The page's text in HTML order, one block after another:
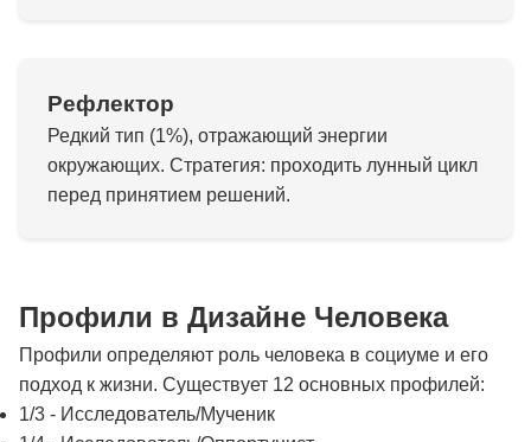
Рефлектор
Редкий тип (1%), отражающий энергии
окружающих. Стратегия: проходить лунный цикл
перед принятием решений.
Профили в Дизайне Человека
Профили определяют роль человека в социуме и его
подход к жизни. Существует 12 основных профилей:
1/3 - Исследователь/Мученик